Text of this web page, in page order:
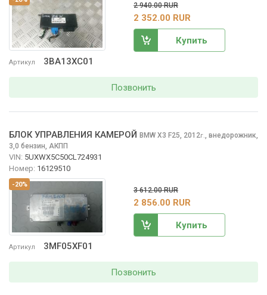
Артикул 3BA13XC01
2 940.00 RUR
2 352.00 RUR
Купить
Позвонить
-20%
Артикул 3MF05XF01
БЛОК УПРАВЛЕНИЯ КАМЕРОЙ BMW X3 F25, 2012г., внедорожник,
3,0 бензин, АКПП
VIN: 5UXWX5C50CL724931
Номер: 16129510
3 612.00 RUR
2 856.00 RUR
Купить
Позвонить